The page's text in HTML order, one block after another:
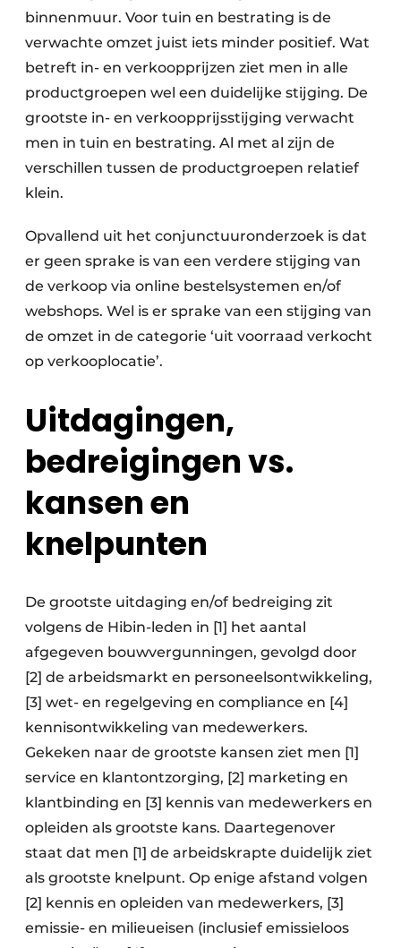
binnenmuur. Voor tuin en bestrating is de
verwachte omzet juist iets minder positief. Wat
betreft in- en verkoopprijzen ziet men in alle
productgroepen wel een duidelijke stijging. De
grootste in- en verkoopprijsstijging verwacht
men in tuin en bestrating. Al met al zijn de
verschillen tussen de productgroepen relatief
klein.
Opvallend uit het conjunctuuronderzoek is dat
er geen sprake is van een verdere stijging van
de verkoop via online bestelsystemen en/of
webshops. Wel is er sprake van een stijging van
de omzet in de categorie ‘uit voorraad verkocht
op verkooplocatie’.
Uitdagingen,
bedreigingen vs.
kansen en
knelpunten
De grootste uitdaging en/of bedreiging zit
volgens de Hibin-leden in [1] het aantal
afgegeven bouwvergunningen, gevolgd door
[2] de arbeidsmarkt en personeelsontwikkeling,
[3] wet- en regelgeving en compliance en [4]
kennisontwikkeling van medewerkers.
Gekeken naar de grootste kansen ziet men [1]
service en klantontzorging, [2] marketing en
klantbinding en [3] kennis van medewerkers en
opleiden als grootste kans. Daartegenover
staat dat men [1] de arbeidskrapte duidelijk ziet
als grootste knelpunt. Op enige afstand volgen
[2] kennis en opleiden van medewerkers, [3]
emissie- en milieueisen (inclusief emissieloos